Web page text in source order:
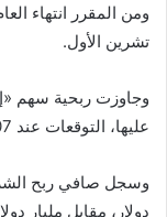
تشرين الأول.
وجاوزت ربحية سهم
عليها، التوقعات عند 1.07 دولار للسهم من مستويات 40 و50 سنتاً.